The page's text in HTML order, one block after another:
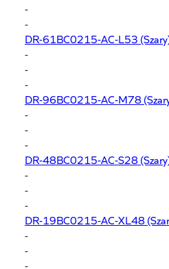
-
-
DR-61BC0215-AC-L53
-
-
-
DR-96BC0215-AC-M78
-
-
-
DR-48BC0215-AC-S28
-
-
-
DR-19BC0215-AC-XL48
-
-
-